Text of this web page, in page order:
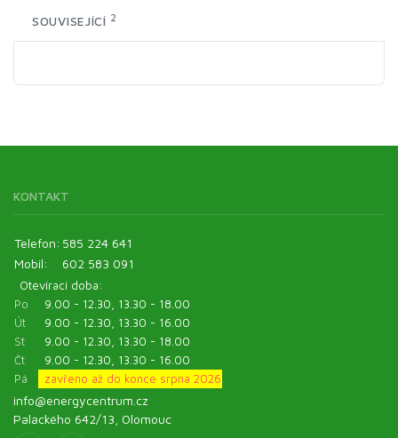
SOUVISEJÍCÍ 2
KONTAKT
Telefon: 585 224 641
Mobil:
602 583 091
Otevírací doba:
Po
9.00 - 12.30, 13.30 - 18.00
Út
9.00 - 12.30, 13.30 - 16.00
St
9.00 - 12.30, 13.30 - 18.00
Čt
9.00 - 12.30, 13.30 - 16.00
Pá
zavřeno až do konce srpna 2026
info@energycentrum.cz
Palackého 642/13, Olomouc